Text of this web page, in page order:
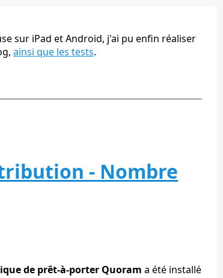
sur iPad et Android, j'ai pu enfin réaliser
ainsi que les tests.
- Nombre
de prêt-à-porter Quoram a été installé